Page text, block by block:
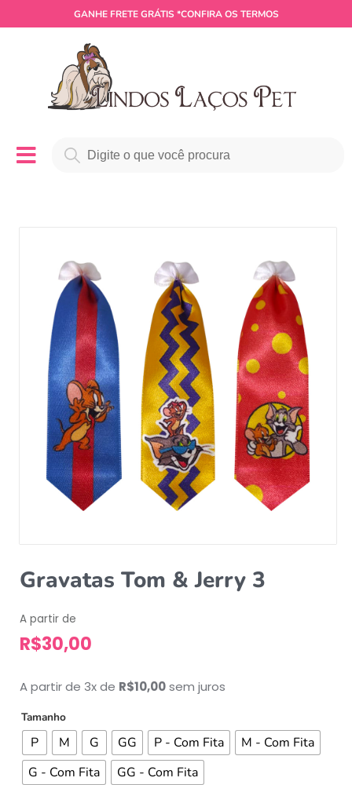
GANHE FRETE GRÁTIS *CONFIRA OS TERMOS
Gravatas Tom & Jerry 3
A partir de
R$30,00
A partir de 3x de R$10,00sem juros
Tamanho
P M G GG P - Com Fita
M - Com Fita
G - Com Fita
GG - Com Fita